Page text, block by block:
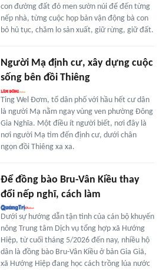
con đường đất đỏ men sườn núi để đến từng
nếp nhà, từng cuộc họp bản vận động bà con
bỏ hủ tục, chăm lo sản xuất, giữ rừng, giữ đất.
Người Mạ định cư, xây dựng cuộc
sống bên đồi Thiêng
Ting Wel Đơm, tổ dân phố với hầu hết cư dân
là người Mạ nằm ngay vùng ven phường Đông
Gia Nghĩa. Một điều ít người biết, nơi đây là
nơi người Mạ tìm đến định cư, dưới chân
ngọn đồi Thiêng xa xa.
Để đồng bào Bru-Vân Kiều thay
đổi nếp nghĩ, cách làm
Dưới sự hướng dẫn tận tình của cán bộ khuyến
nông Trung tâm Dịch vụ tổng hợp xã Hướng
Hiệp, từ cuối tháng 5/2026 đến nay, nhiều hộ
dân là đồng bào Bru-Vân Kiều ở bản Gia Giã,
xã Hướng Hiệp đang học cách trồng lúa nước